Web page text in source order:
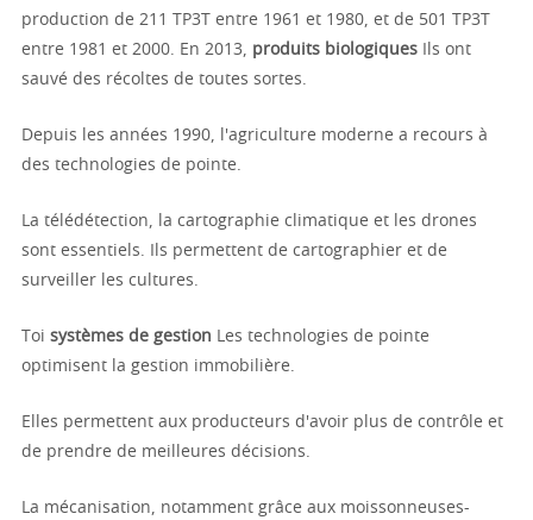
production de 211 TP3T entre 1961 et 1980, et de 501 TP3T
entre 1981 et 2000. En 2013, produits biologiques Ils ont
sauvé des récoltes de toutes sortes.
Depuis les années 1990, l'agriculture moderne a recours à
des technologies de pointe.
La télédétection, la cartographie climatique et les drones
sont essentiels. Ils permettent de cartographier et de
surveiller les cultures.
Toi systèmes de gestion Les technologies de pointe
optimisent la gestion immobilière.
Elles permettent aux producteurs d'avoir plus de contrôle et
de prendre de meilleures décisions.
La mécanisation, notamment grâce aux moissonneuses-